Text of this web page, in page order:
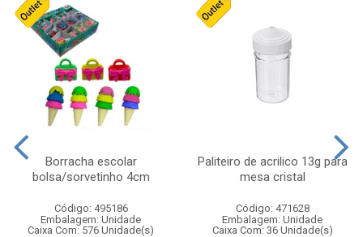
Borracha escolar
bolsa/sorvetinho 4cm
Código: 495186
Embalagem: Unidade
Caixa Com: 576 Unidade(s)
Paliteiro de acrilico 13g para
mesa cristal
Código: 471628
Embalagem: Unidade
Caixa Com: 36 Unidade(s)